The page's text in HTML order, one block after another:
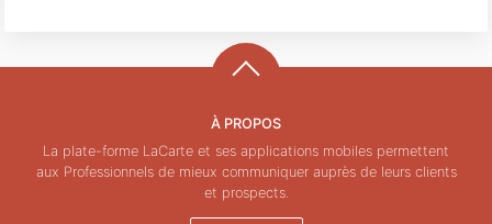
À PROPOS
La plate-forme LaCarte et ses applications mobiles permettent
aux Professionnels de mieux communiquer auprès de leurs clients
et prospects.